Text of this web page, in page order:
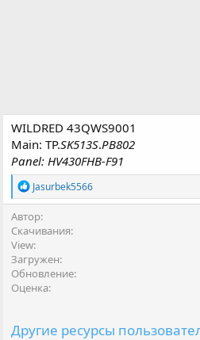
WILDRED 43QWS9001
Main: TP.SK513S.PB802
Panel: HV430FHB-F91
Р
е
к
ц
и
и
:
Jasurbek5566
Автор
Скачивания
View
Загружен
Обновление
Оценка
Другие ресурсы